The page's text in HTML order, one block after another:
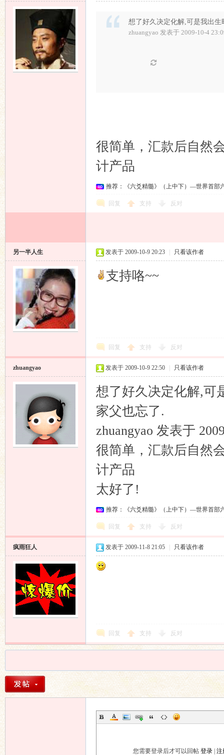
想了好久决定化解,可是我出
zhuangyao 发表于 2009-10-4
很简单，汇款后自然
计产品
推荐：《六爻精髓》（上中下）—世界首部
回复 支持 反对
另一半人生 发表于 2009-10-9 20:23 只看该作者
支持咯~~
回复 支持 反对
zhuangyao 发表于 2009-10-9 22:50 只看该作者
想了好久决定化解,可
家父也忘了.
zhuangyao 发表于
很简单，汇款后自然
计产品
太好了!
推荐：《六爻精髓》（上中下）—世界首部
回复 支持 反对
疯雨狂人 发表于 2009-11-8 21:05 只看该作者
回复 支持 反对
您需要登录后才可以回帖 登录 注